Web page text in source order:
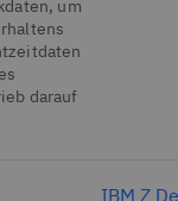
um
darauf
IBM Z